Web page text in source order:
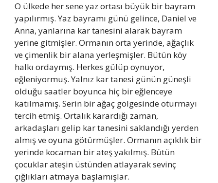
O ülkede her sene yaz ortası büyük bir bayram
yapılırmış. Yaz bayramı günü gelince, Daniel ve
Anna, yanlarına kar tanesini alarak bayram
yerine gitmişler. Ormanın orta yerinde, ağaçlık
ve çimenlik bir alana yerleşmişler. Bütün köy
halkı ordaymış. Herkes gülüp oynuyor,
eğleniyormuş. Yalnız kar tanesi günün güneşli
olduğu saatler boyunca hiç bir eğlenceye
katılmamış. Serin bir ağaç gölgesinde oturmayı
tercih etmiş. Ortalık karardığı zaman,
arkadaşları gelip kar tanesini saklandığı yerden
almış ve oyuna götürmüşler. Ormanın açıklık bir
yerinde kocaman bir ateş yakılmış. Bütün
çocuklar ateşin üstünden atlayarak sevinç
çığlıkları atmaya başlamışlar.